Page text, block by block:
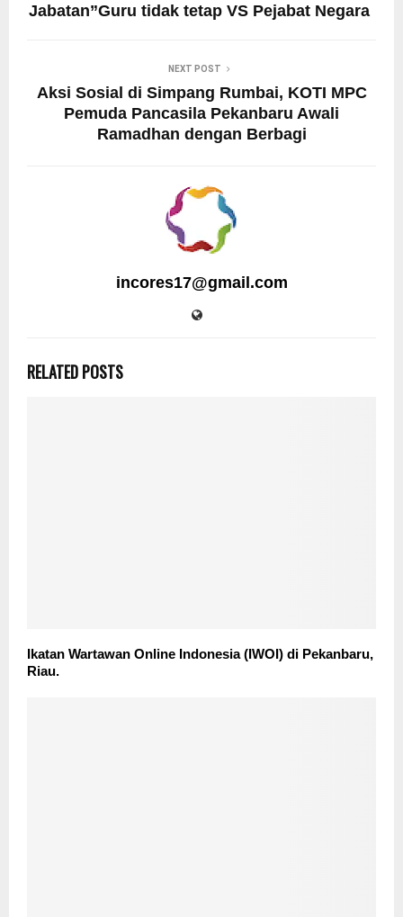
Jabatan”Guru tidak tetap VS Pejabat Negara
NEXT POST
Aksi Sosial di Simpang Rumbai, KOTI MPC
Pemuda Pancasila Pekanbaru Awali
Ramadhan dengan Berbagi
incores17@gmail.com
RELATED POSTS
Ikatan Wartawan Online Indonesia (IWOI) di Pekanbaru,
Riau.